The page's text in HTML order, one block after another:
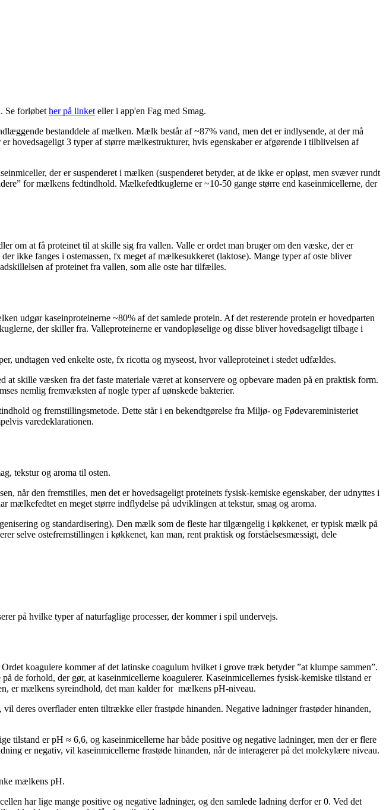
Se forløbet her på linket eller i app'en Fag med Smag.
bestanddele af mælken. Mælk består af ~87% vand, men det er indlysende, at der må
3 typer af større mælkestrukturer, hvis egenskaber er afgørende i tilblivelsen af
der er suspenderet i mælken (suspenderet betyder, at de ikke er opløst, men svæver rundt
for mælkens fedtindhold. Mælkefedtkuglerne er ~10-50 gange større end kaseinmicellerne, der
om at få proteinet til at skille sig fra vallen. Valle er ordet man bruger om den væske, der er
ikke fanges i ostemassen, fx meget af mælkesukkeret (laktose). Mange typer af oste bliver
af proteinet fra vallen, som alle oste har tilfælles.
udgør kaseinproteinerne ~80% af det samlede protein. Af det resterende protein er hovedparten
der skiller fra. Valleproteinerne er vandopløselige og disse bliver hovedsageligt tilbage i
undtagen ved enkelte oste, fx ricotta og myseost, hvor valleproteinet i stedet udfældes.
skille væsken fra det faste materiale været at konservere og opbevare maden på en praktisk form.
nemlig fremvæksten af nogle typer af uønskede bakterier.
og fremstillingsmetode. Dette står i en bekendtgørelse fra Miljø- og Fødevareministeriet
varedeklarationen.
tekstur og aroma til osten.
når den fremstilles, men det er hovedsageligt proteinets fysisk-kemiske egenskaber, der udnyttes i
en meget større indflydelse på udviklingen at tekstur, smag og aroma.
og standardisering). Den mælk som de fleste har tilgængelig i køkkenet, er typisk mælk på
selve ostefremstillingen i køkkenet, kan man, rent praktisk og forståelsesmæssigt, dele
på hvilke typer af naturfaglige processer, der kommer i spil undervejs.
koagulere kommer af det latinske coagulum hvilket i grove træk betyder ”at klumpe sammen”.
de forhold, der gør, at kaseinmicellerne koagulerer. Kaseinmicellernes fysisk-kemiske tilstand er
er mælkens syreindhold, det man kalder for mælkens pH-niveau.
deres overflader enten tiltrække eller frastøde hinanden. Negative ladninger frastøder hinanden,
er pH ≈ 6,6, og kaseinmicellerne har både positive og negative ladninger, men der er flere
er negativ, vil kaseinmicellerne frastøde hinanden, når de interagerer på det molekylære niveau.
mælkens pH.
har lige mange positive og negative ladninger, og den samlede ladning derfor er 0. Ved det